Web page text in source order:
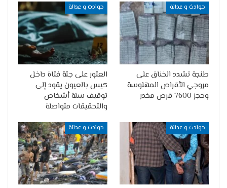
حوادث و عدالة
طنجة تشدد الخناق على
مروجي الأقراص المهلوسة
وحجز 7600 قرص مخدر
حوادث و عدالة
العثور على جثة فتاة داخل
كيس بالعيون يقود إلى
توقيف ستة أشخاص
والتحقيقات متواصلة
حوادث و عدالة حوادث و عدالة